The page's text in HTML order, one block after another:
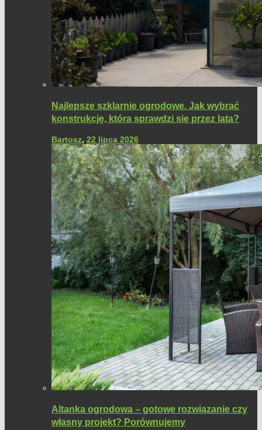
Najlepsze szklarnie ogrodowe. Jak wybrać
konstrukcję, która sprawdzi się przez lata?
Bartosz, 22 lipca 2026
Altanka ogrodowa – gotowe rozwiązanie czy
własny projekt? Porównujemy